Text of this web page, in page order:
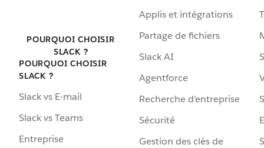
POURQUOI CHOISIR
SLACK ?
POURQUOI CHOISIR
SLACK ?
Slack vs E-mail
Slack vs Teams
Entreprise
Applis et intégrations
Partage de fichiers
Slack AI
Agentforce
Recherche d’entreprise
Sécurité
Gestion des clés de